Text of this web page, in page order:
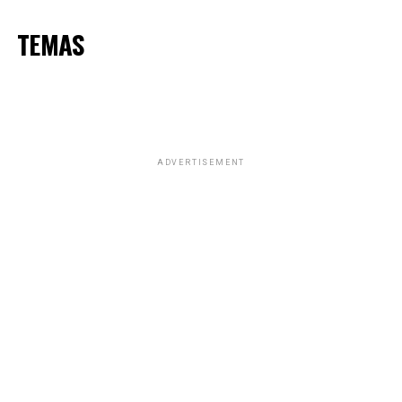
TEMAS
ADVERTISEMENT